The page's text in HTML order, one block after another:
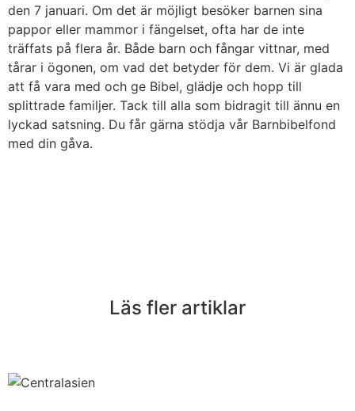
den 7 januari. Om det är möjligt besöker barnen sina
pappor eller mammor i fängelset, ofta har de inte
träffats på flera år. Både barn och fångar vittnar, med
tårar i ögonen, om vad det betyder för dem. Vi är glada
att få vara med och ge Bibel, glädje och hopp till
splittrade familjer. Tack till alla som bidragit till ännu en
lyckad satsning. Du får gärna stödja vår Barnbibelfond
med din gåva.
Läs fler artiklar